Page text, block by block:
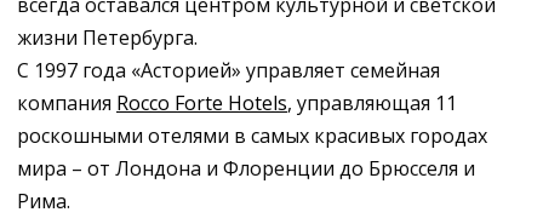
жизни Петербурга.
С 1997 года «Асторией» управляет семейная
компания Rocco Forte Hotels, управляющая 11
роскошными отелями в самых красивых городах
мира – от Лондона и Флоренции до Брюсселя и
Рима.